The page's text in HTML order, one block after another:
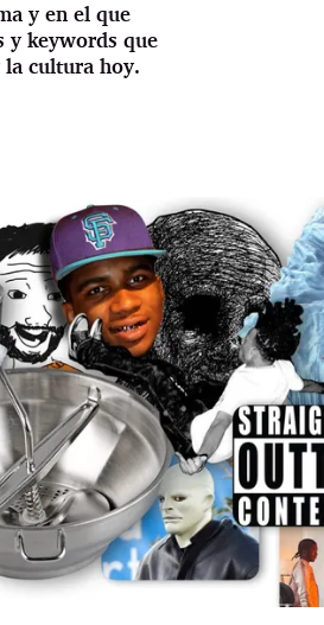
y en el que
y keywords que
la cultura hoy.